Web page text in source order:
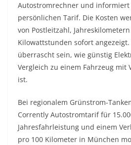
Autostromrechner und
persönlichen Tarif. Die Kosten
von Postleitzahl,
Kilowattstunden sofort
überrascht sein, wie günstig
Vergleich zu einem Fahrzeug mit
ist.
Bei regionalem Grünstrom-
Corrently Autostromtarif für
Jahresfahrleistung und einem
pro 100 Kilometer in München